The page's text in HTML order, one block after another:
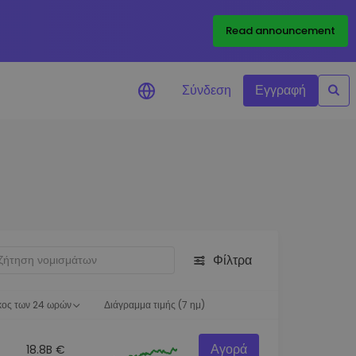
Read announcement
Σύνδεση Εγγραφή
Φίλτρα
των 24 ωρών Διάγραμμα τιμής (7 ημ)
18.8B € Αγορά